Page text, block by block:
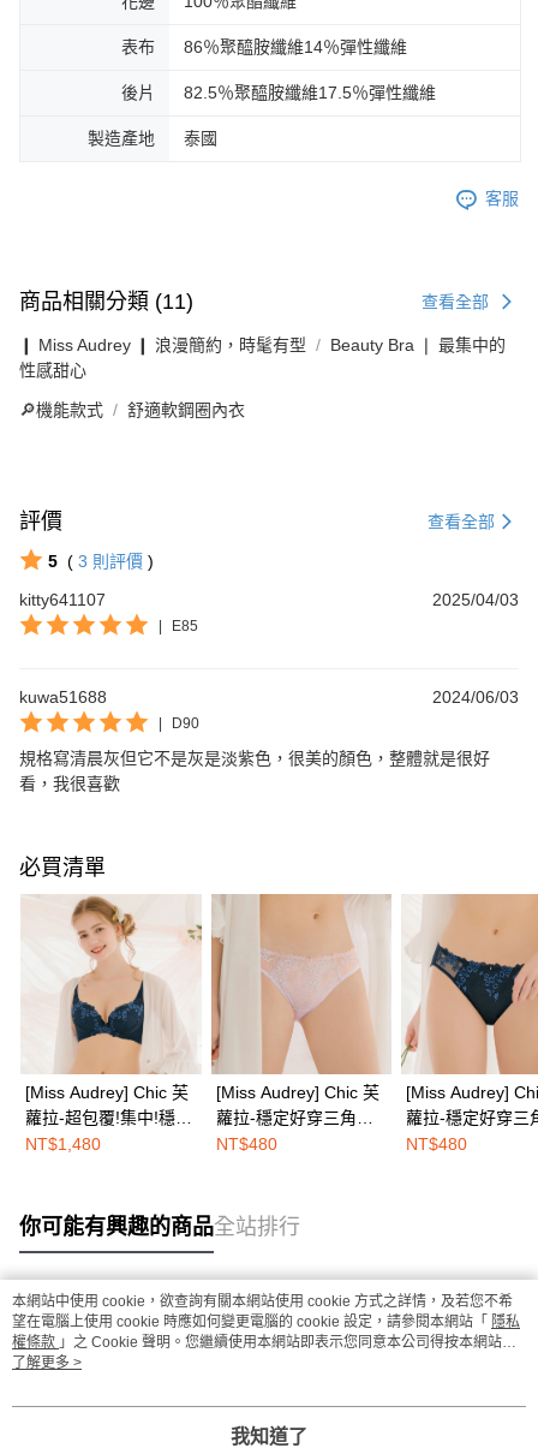
表布 86％聚醯胺纖維14％彈性纖維
後片 82.5％聚醯胺纖維17.5％彈性纖維
製造產地 泰國
客服
商品相關分類 (11) 查看全部
❙ Miss Audrey ❙ 浪漫簡約，時髦有型
Beauty Bra ❘ 最集中的
性感甜心
🔎機能款式 舒適軟鋼圈內衣
評價 查看全部
5 ( 3 則評價 )
kitty641107
2025/04/03
| E85
kuwa51688 2024/06/03
| D90
規格寫清晨灰但它不是灰是淡紫色，很美的顏色，整體就是很好
看，我很喜歡
必買清單
[Miss Audrey] Chic 芙
蘿拉-超包覆!集中!穩定
顯瘦內衣-星空藍
NT$1,480
[Miss Audrey] Chic 芙
蘿拉-穩定好穿三角內
褲-清晨灰
NT$480
[Miss Audrey]
蘿拉-穩定好穿三
褲-星空藍
NT$480
你可能有興趣的商品全站排行
熱門標籤
本網站中使用 cookie，欲查詢有關本網站使用 cookie 方式之詳情，及若您不希
望在電腦上使用 cookie 時應如何變更電腦的 cookie 設定，請參閱本網站「 隱私
權條款 」之 Cookie 聲明。您繼續使用本網站即表示您同意本公司得按本網站使
用條款之 Cookie 聲明使用 cookie。
了解更多 >
我知道了